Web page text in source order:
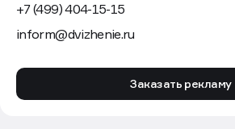
+7 (499) 404-15-15
inform@dvizhenie.ru
Заказать рекламу